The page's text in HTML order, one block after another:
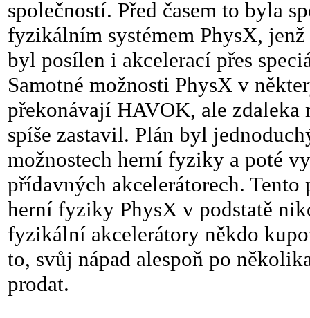
společností. Před časem to byla
fyzikálním systémem PhysX,
byl posílen i akcelerací přes
Samotné možnosti PhysX v
překonávají HAVOK, ale
spíše zastavil. Plán byl
možnostech herní fyziky a poté
přídavných akcelerátorech.
herní fyziky PhysX v podstatě
fyzikální akcelerátory někdo
to, svůj nápad alespoň po
prodat.